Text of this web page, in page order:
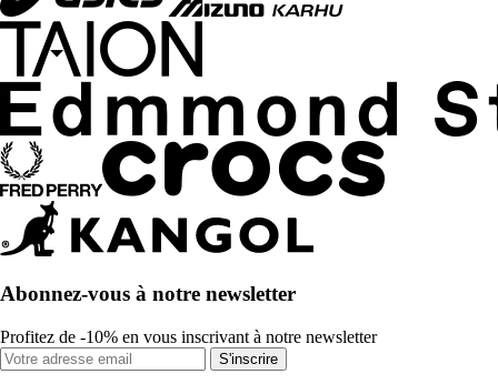
Abonnez-vous à notre newsletter
Profitez de -10% en vous inscrivant à notre newsletter
S'inscrire